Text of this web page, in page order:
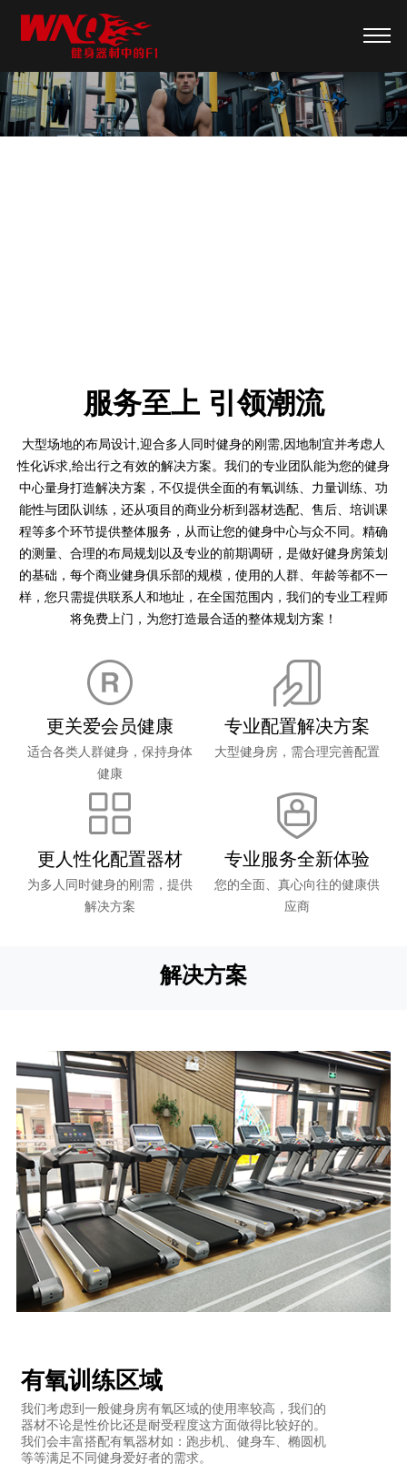
服务至上 引领潮流
大型场地的布局设计,迎合多人同时健身的刚需,因地制宜并考虑人
性化诉求,给出行之有效的解决方案。我们的专业团队能为您的健身
中心量身打造解决方案，不仅提供全面的有氧训练、力量训练、功
能性与团队训练，还从项目的商业分析到器材选配、售后、培训课
程等多个环节提供整体服务，从而让您的健身中心与众不同。精确
的测量、合理的布局规划以及专业的前期调研，是做好健身房策划
的基础，每个商业健身俱乐部的规模，使用的人群、年龄等都不一
样，您只需提供联系人和地址，在全国范围内，我们的专业工程师
将免费上门，为您打造最合适的整体规划方案！
更关爱会员健康
适合各类人群健身，保持身体
健康
专业配置解决方案
大型健身房，需合理完善配置
更人性化配置器材
为多人同时健身的刚需，提供
解决方案
专业服务全新体验
您的全面、真心向往的健康供
应商
解决方案
有氧训练区域
我们考虑到一般健身房有氧区域的使用率较高，我们的
器材不论是性价比还是耐受程度这方面做得比较好的。
我们会丰富搭配有氧器材如：跑步机、健身车、椭圆机
等等满足不同健身爱好者的需求。